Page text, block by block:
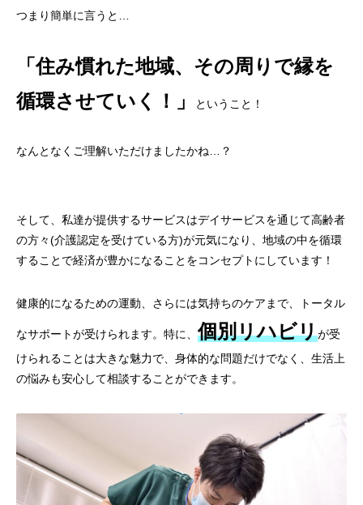
つまり簡単に言うと…
「住み慣れた地域、その周りで縁を
循環させていく！」
ということ！
なんとなくご理解いただけましたかね…？
そして、私達が提供するサービスはデイサービスを通じて高齢者
の方々(介護認定を受けている方)が元気になり、地域の中を循環
することで経済が豊かになることをコンセプトにしています！
健康的になるための運動、さらには気持ちのケアまで、トータル
なサポートが受けられます。特に、個別リハビリが受
けられることは大きな魅力で、身体的な問題だけでなく、生活上
の悩みも安心して相談することができます。